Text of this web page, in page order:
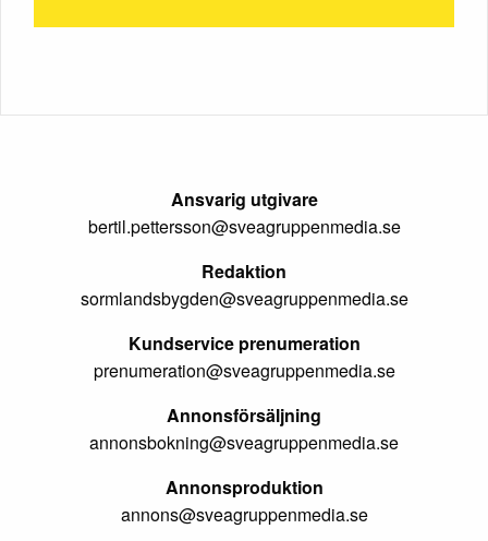
Ansvarig utgivare
bertil.pettersson@sveagruppenmedia.se
Redaktion
sormlandsbygden@sveagruppenmedia.se
Kundservice prenumeration
prenumeration@sveagruppenmedia.se
Annonsförsäljning
annonsbokning@sveagruppenmedia.se
Annonsproduktion
annons@sveagruppenmedia.se